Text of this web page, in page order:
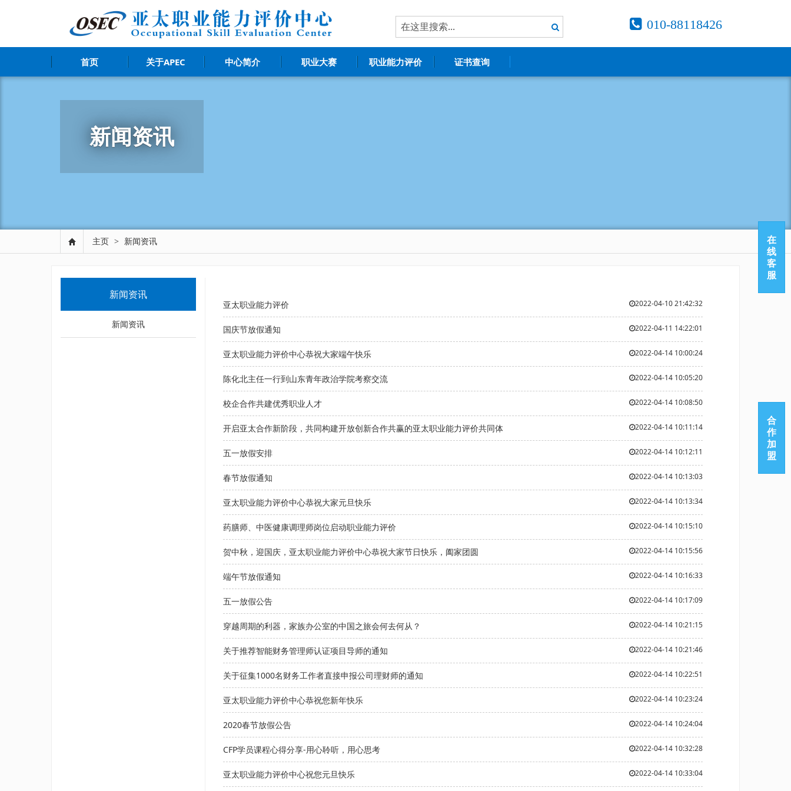
010-88118426
首页 关于APEC 中心简介 职业大赛 职业能力评价 证书查询
新闻资讯
主页 > 新闻资讯
新闻资讯
新闻资讯
亚太职业能力评价 2022-04-10 21:42:32
国庆节放假通知 2022-04-11 14:22:01
亚太职业能力评价中心恭祝大家端午快乐 2022-04-14 10:00:24
陈化北主任一行到山东青年政治学院考察交流 2022-04-14 10:05:20
校企合作共建优秀职业人才 2022-04-14 10:08:50
开启亚太合作新阶段，共同构建开放创新合作共赢的亚太职业能力评价共同体 2022-04-14 10:11:14
五一放假安排 2022-04-14 10:12:11
春节放假通知 2022-04-14 10:13:03
亚太职业能力评价中心恭祝大家元旦快乐 2022-04-14 10:13:34
药膳师、中医健康调理师岗位启动职业能力评价 2022-04-14 10:15:10
贺中秋，迎国庆，亚太职业能力评价中心恭祝大家节日快乐，阖家团圆 2022-04-14 10:15:56
端午节放假通知 2022-04-14 10:16:33
五一放假公告 2022-04-14 10:17:09
穿越周期的利器，家族办公室的中国之旅会何去何从？ 2022-04-14 10:21:15
关于推荐智能财务管理师认证项目导师的通知 2022-04-14 10:21:46
关于征集1000名财务工作者直接申报公司理财师的通知 2022-04-14 10:22:51
亚太职业能力评价中心恭祝您新年快乐 2022-04-14 10:23:24
2020春节放假公告 2022-04-14 10:24:04
CFP学员课程心得分享-用心聆听，用心思考 2022-04-14 10:32:28
亚太职业能力评价中心祝您元旦快乐 2022-04-14 10:33:04
在
线
客
服
合
作
加
盟